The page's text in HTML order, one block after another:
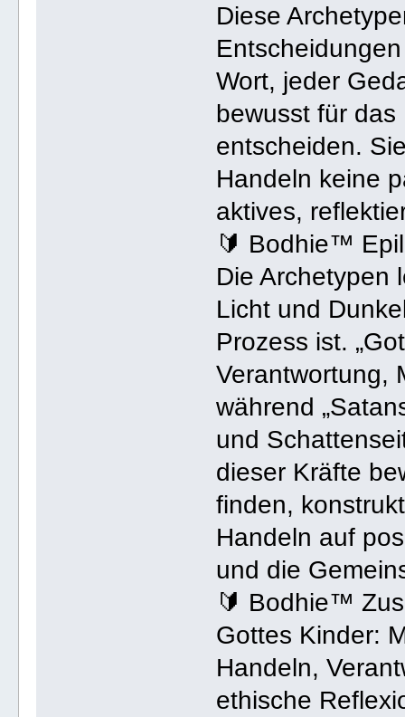
Diese
Wort, jeder
bewusst für
entscheiden.
Handeln keine
aktives,
🔰 Bodhie™
Die Archetypen
Licht und
Prozess ist.
Verantwortung,
während
und
dieser Kräfte
finden,
Handeln auf
und die
🔰 Bodhie™
Gottes Kinder:
Handeln,
ethische